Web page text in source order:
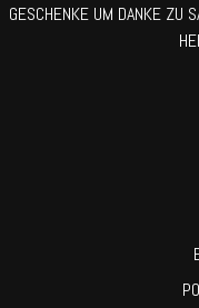
GESCHENKE UM DANKE ZU